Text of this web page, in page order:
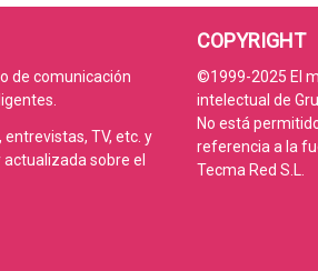
de comunicación
TV, etc. y
sobre el
COPYRIGHT
©1999-2025 El
intelectual de
No está
referencia a la
Tecma Red S.L.